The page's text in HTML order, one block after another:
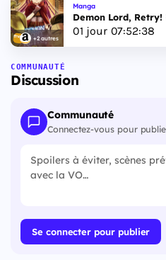
+2 autres
Manga
Demon Lord, Retry!
01 jour 07:52:37
COMMUNAUTÉ
Discussion
Communauté
Connectez-vous pour
Se connecter pour publier